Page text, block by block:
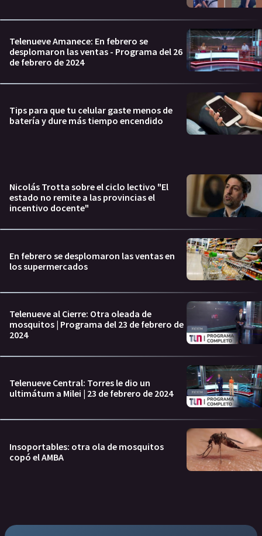
Telenueve Amanece: En febrero se
desplomaron las ventas - Programa del 26
de febrero de 2024
Tips para que tu celular gaste menos de
batería y dure más tiempo encendido
Nicolás Trotta sobre el ciclo lectivo "El
estado no remite a las provincias el
incentivo docente"
En febrero se desplomaron las ventas en
los supermercados
Telenueve al Cierre: Otra oleada de
mosquitos | Programa del 23 de febrero de
2024
Telenueve Central: Torres le dio un
ultimátum a Milei | 23 de febrero de 2024
Insoportables: otra ola de mosquitos
copó el AMBA